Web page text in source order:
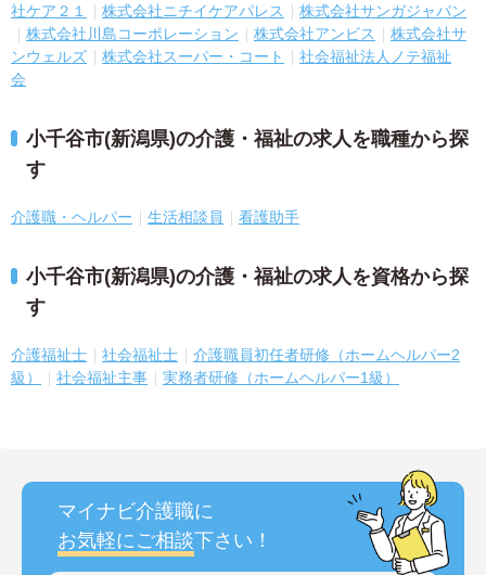
社ケア２１
株式会社ニチイケアパレス
株式会社サンガジャパン
株式会社川島コーポレーション
株式会社アンビス
株式会社サ
ンウェルズ
株式会社スーパー・コート
社会福祉法人ノテ福祉
会
小千谷市(新潟県)の介護・福祉の求人を職種から探
す
介護職・ヘルパー 生活相談員 看護助手
小千谷市(新潟県)の介護・福祉の求人を資格から探
す
介護福祉士 社会福祉士
介護職員初任者研修（ホームヘルパー2
級）
社会福祉主事 実務者研修（ホームヘルパー1級）
マイナビ介護職に
お気軽にご相談下さい！